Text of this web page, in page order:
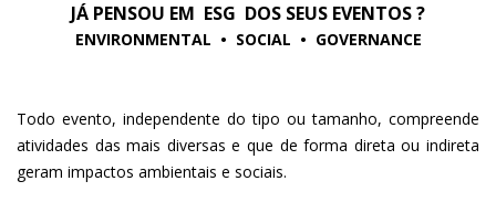
JÁ PENSOU EM ESG DOS SEUS EVENTOS ?
ENVIRONMENTAL • SOCIAL • GOVERNANCE
Todo evento, independente do tipo ou tamanho, compreende
atividades das mais diversas e que de forma direta ou indireta
geram impactos ambientais e sociais.